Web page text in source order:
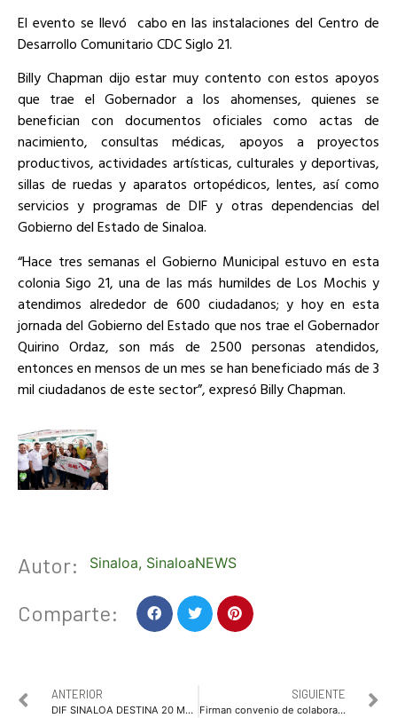
El evento se llevó cabo en las instalaciones del Centro de
Desarrollo Comunitario CDC Siglo 21.
Billy Chapman dijo estar muy contento con estos apoyos
que trae el Gobernador a los ahomenses, quienes se
benefician con documentos oficiales como actas de
nacimiento, consultas médicas, apoyos a proyectos
productivos, actividades artísticas, culturales y deportivas,
sillas de ruedas y aparatos ortopédicos, lentes, así como
servicios y programas de DIF y otras dependencias del
Gobierno del Estado de Sinaloa.
“Hace tres semanas el Gobierno Municipal estuvo en esta
colonia Sigo 21, una de las más humildes de Los Mochis y
atendimos alrededor de 600 ciudadanos; y hoy en esta
jornada del Gobierno del Estado que nos trae el Gobernador
Quirino Ordaz, son más de 2500 personas atendidos,
entonces en mensos de un mes se han beneficiado más de 3
mil ciudadanos de este sector”, expresó Billy Chapman.
Autor: Sinaloa, SinaloaNEWS
Comparte:
ANTERIOR
DIF SINALOA DESTINA 20 MDP PARA PROYECTOS EN COMUNIDADES*
SIGUIENTE
Firman convenio de colaboración IMCA y Gobierno de Sinaloa para impulsar la vocación científica